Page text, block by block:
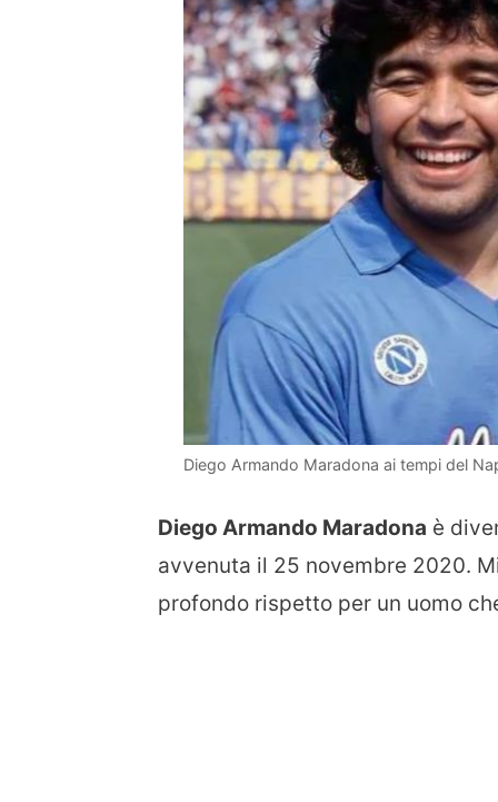
Diego Armando Maradona ai tempi del
Diego Armando Maradona è
avvenuta il 25 novembre 2020.
profondo rispetto per un uomo